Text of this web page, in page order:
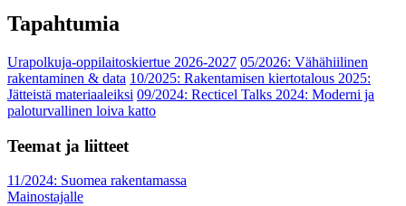
Tapahtumia
Urapolkuja-oppilaitoskiertue 2026-2027 05/2026: Vähähiilinen
rakentaminen & data 10/2025: Rakentamisen kiertotalous 2025:
Jätteistä materiaaleiksi 09/2024: Recticel Talks 2024: Moderni ja
paloturvallinen loiva katto
Teemat ja liitteet
11/2024: Suomea rakentamassa
Mainostajalle